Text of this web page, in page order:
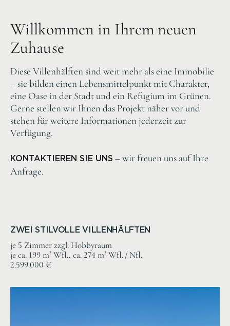
Willkommen in Ihrem neuen
Zuhause
Diese Villenhälften sind weit mehr als eine Immobilie
– sie bilden einen Lebensmittelpunkt mit Charakter,
eine Oase in der Stadt und ein Refugium im Grünen.
Gerne stellen wir Ihnen das Projekt näher vor und
stehen für weitere Informationen jederzeit zur
Verfügung.
KONTAKTIEREN SIE UNS – wir freuen uns auf Ihre
Anfrage.
ZWEI STILVOLLE VILLENHÄLFTEN
je 5 Zimmer zzgl. Hobbyraum
je ca. 199 m² Wfl., ca. 274 m² Wfl. / Nfl.
2.599.000 €